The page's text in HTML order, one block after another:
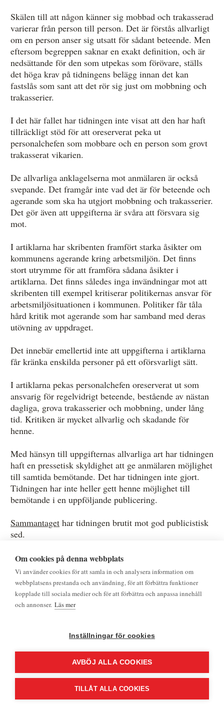
Skälen till att någon känner sig mobbad och trakasserad
varierar från person till person. Det är förstås allvarligt
om en person anser sig utsatt för sådant beteende. Men
eftersom begreppen saknar en exakt definition, och är
nedsättande för den som utpekas som förövare, ställs
det höga krav på tidningens belägg innan det kan
fastslås som sant att det rör sig just om mobbning och
trakasserier.
I det här fallet har tidningen inte visat att den har haft
tillräckligt stöd för att oreserverat peka ut
personalchefen som mobbare och en person som grovt
trakasserat vikarien.
De allvarliga anklagelserna mot anmälaren är också
svepande. Det framgår inte vad det är för beteende och
agerande som ska ha utgjort mobbning och trakasserier.
Det gör även att uppgifterna är svåra att försvara sig
mot.
I artiklarna har skribenten framfört starka åsikter om
kommunens agerande kring arbetsmiljön. Det finns
stort utrymme för att framföra sådana åsikter i
artiklarna. Det finns således inga invändningar mot att
skribenten till exempel kritiserar politikernas ansvar för
arbetsmiljösituationen i kommunen. Politiker får tåla
hård kritik mot agerande som har samband med deras
utövning av uppdraget.
Det innebär emellertid inte att uppgifterna i artiklarna
får kränka enskilda personer på ett oförsvarligt sätt.
I artiklarna pekas personalchefen oreserverat ut som
ansvarig för regelvidrigt beteende, bestående av nästan
dagliga, grova trakasserier och mobbning, under lång
tid. Kritiken är mycket allvarlig och skadande för
henne.
Med hänsyn till uppgifternas allvarliga art har tidningen
haft en pressetisk skyldighet att ge anmälaren möjlighet
till samtida bemötande. Det har tidningen inte gjort.
Tidningen har inte heller gett henne möjlighet till
bemötande i en uppföljande publicering.
Sammantaget har tidningen brutit mot god publicistisk
sed.
Mobbning och särbehandling är viktiga frågor. Det är
av allmänintresse att belysa hur arbetsmiljöfrågor
hanteras av kommunen och politikerna. Det finns ett
stort utrymme att framföra åsikter i publiceringarna.
Men det innebär inte att artiklarna är undantagna från
rapportera om nedsättande sakuppgifter om enskilda
personer som sanna.
I artiklarna har tidningen publicerat oreserverade och
allvarliga påståenden om anmälaren gällande grova
trakasserier och mobbning. För att en tidning ska
Om cookies på denna webbplats
Vi använder cookies för att samla in och analysera information om
webbplatsens prestanda och användning, för att förbättra funktioner
kopplade till sociala medier och för att förbättra och anpassa innehåll
och annonser. Läs mer
Inställningar för cookies
AVBÖJ ALLA COOKIES
TILLÅT ALLA COOKIES
CookieHub - Development mode